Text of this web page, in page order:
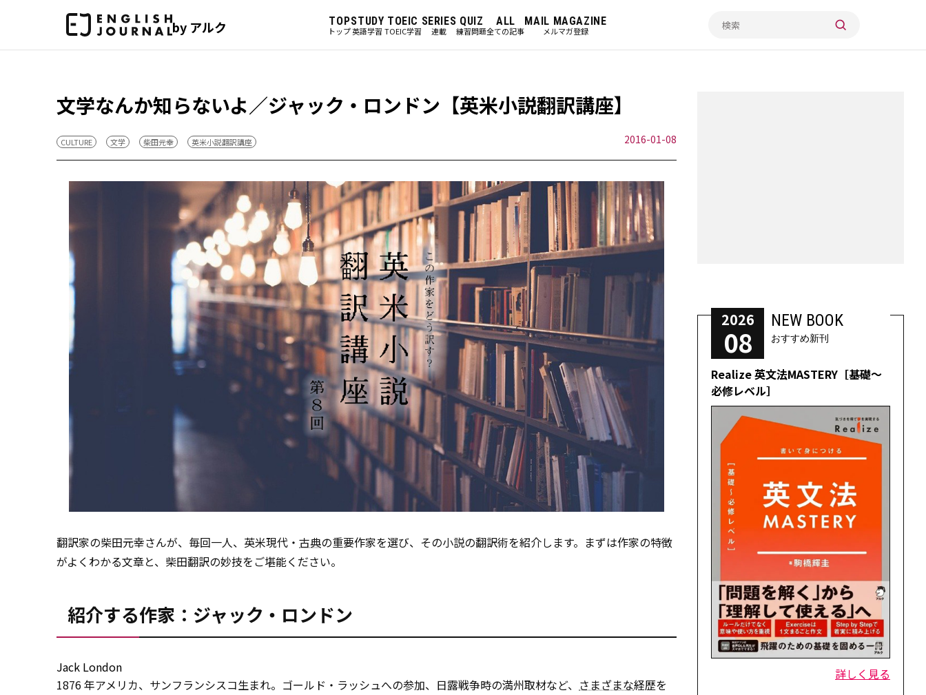
by アルク TOP
トップ
STUDY
英語学習
TOEIC
TOEIC学習
SERIES
連載
QUIZ
練習問題
ALL
全ての記事
MAIL MAGAZINE
メルマガ登録
文学なんか知らないよ／ジャック・ロンドン【英米小説翻訳講座】
CULTURE 文学 柴田元幸 英米小説翻訳講座 2016-01-08
翻訳家の柴田元幸さんが、毎回一人、英米現代・ 古典の重要作家を選び、その小説の翻訳術を紹介します。まずは作家の特徴
がよくわかる文章と、柴田翻訳の妙技をご堪能ください。
紹介する作家：ジャック・ロンドン
Jack London
1876 年アメリカ、サンフランシスコ生まれ。ゴールド・ラッシュへの参加、日露戦争時の満州取材など、 さまざまな経歴を
2026
08
NEW BOOK
おすすめ新刊
Realize 英文法MASTERY［基礎～
必修レベル］
詳しく見る